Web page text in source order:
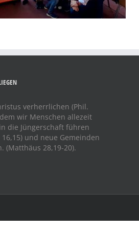
verherrlichen (Phil.
wir Menschen allezeit
die Jüngerschaft führen
und neue Gemeinden
(Matthäus 28,19-20).